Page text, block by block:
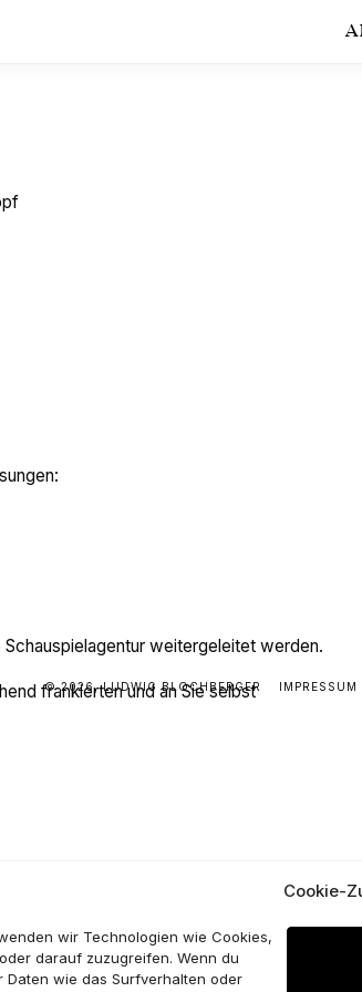
Cookie-
wir Technologien wie Cookies,
darauf zuzugreifen. Wenn du
wie das Surfverhalten oder
weitergeleitet werden.
frankierten und an Sie selbst
© 2026, LUDWIG BLOCHBERGER IMPRESSUM